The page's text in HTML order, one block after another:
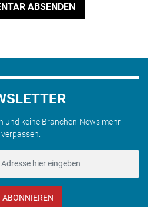
ABSENDEN
und keine Branchen-News mehr
verpassen.
ABONNIEREN